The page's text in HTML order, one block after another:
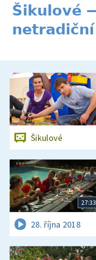
Šikulové
Šikulové
27:33
28. října 2018